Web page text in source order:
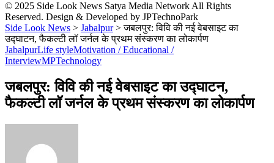
© 2025 Side Look News Satya Media Network All Rights
Reserved. Design & Developed by JPTechnoPark
Side Look News > Jabalpur>जबलपुर: विवि की नई वेबसाइट का
उद्घाटन, फैकल्टी लॉ जर्नल के प्रथम संस्करण का लोकार्पण
JabalpurLife styleMotivation / Educational /
InterviewMPTechnology
जबलपुर: विवि की नई वेबसाइट का उद्घाटन,
फैकल्टी लॉ जर्नल के प्रथम संस्करण का लोकार्पण